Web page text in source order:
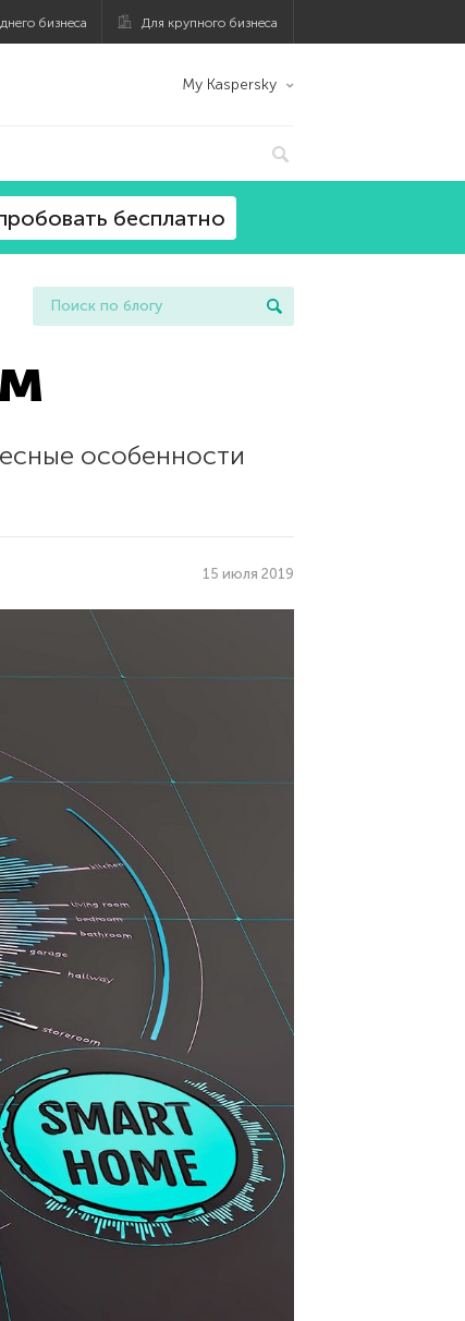
бизнеса Для крупного бизнеса
My Kaspersky
бесплатно
особенности
15 июля 2019